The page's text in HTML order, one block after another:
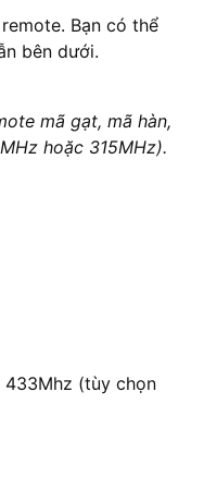
Bạn có thể
bên dưới.
mã gạt, mã hàn,
hoặc 315MHz).
433Mhz (tùy chọn